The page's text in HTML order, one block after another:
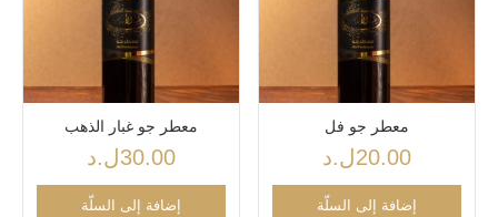
معطر جو فل
20.00ل.د
إضافة إلى السلّة
معطر جو غبار الذهب
30.00ل.د
إضافة إلى السلّة